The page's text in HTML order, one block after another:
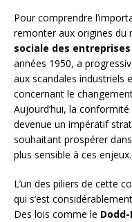
Pour comprendre
remonter aux origines du
sociale des entreprises
années 1950, a
aux scandales industriels
concernant le
Aujourd’hui, la
devenue un impératif
souhaitant prospérer
plus sensible à ces enjeux.
L’un des piliers de cette
qui s’est
Des lois comme le